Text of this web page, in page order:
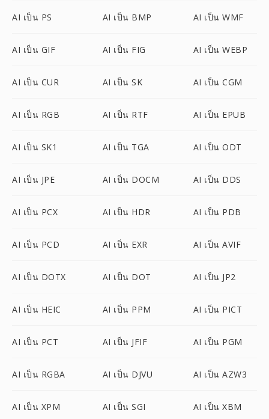
AI เป็น PS AI เป็น BMP AI เป็น WMF
AI เป็น GIF AI เป็น FIG AI เป็น WEBP
AI เป็น CUR AI เป็น SK AI เป็น CGM
AI เป็น RGB AI เป็น RTF AI เป็น EPUB
AI เป็น SK1 AI เป็น TGA AI เป็น ODT
AI เป็น JPE AI เป็น DOCM AI เป็น DDS
AI เป็น PCX AI เป็น HDR AI เป็น PDB
AI เป็น PCD AI เป็น EXR AI เป็น AVIF
AI เป็น DOTX AI เป็น DOT AI เป็น JP2
AI เป็น HEIC AI เป็น PPM AI เป็น PICT
AI เป็น PCT AI เป็น JFIF AI เป็น PGM
AI เป็น RGBA AI เป็น DJVU AI เป็น AZW3
AI เป็น XPM AI เป็น SGI AI เป็น XBM